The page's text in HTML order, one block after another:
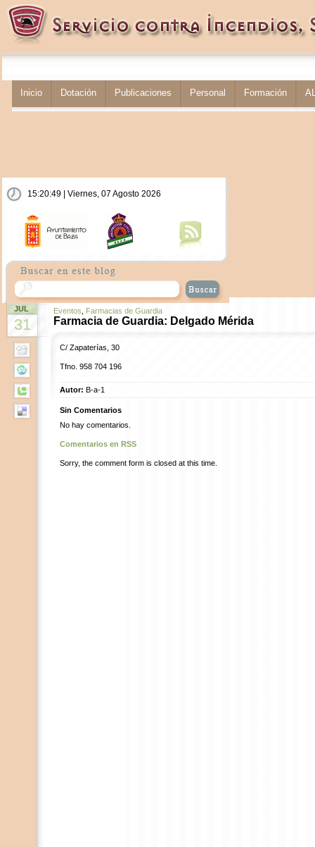
Inicio Dotación Publicaciones Personal Formación
15:20:49 | Viernes, 07 Agosto 2026
JUL
31
Eventos Farmacias de Guardia
Farmacia de Guardia: Delgado Mérida
C/ Zapaterías, 30
Tfno. 958 704 196
Autor: B-a-1
Sin Comentarios
No hay comentarios.
Comentarios en RSS
Sorry, the comment form is closed at this time.